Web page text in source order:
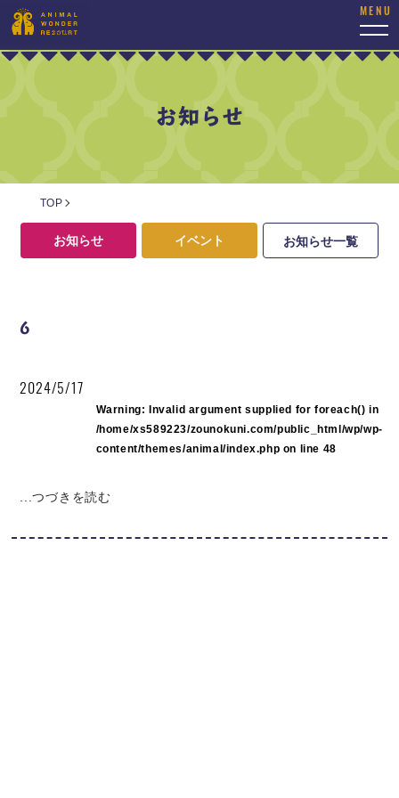
お知らせ
TOP
お知らせ イベント お知らせ一覧
6
2024/5/17
Warning: Invalid argument supplied for foreach() in
/home/xs589223/zounokuni.com/public_html/wp/wp-
content/themes/animal/index.php on line 48
...つづきを読む